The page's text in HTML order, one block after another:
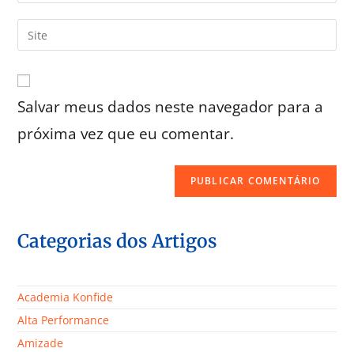
Salvar meus dados neste navegador para a
próxima vez que eu comentar.
Categorias dos Artigos
Academia Konfide
Alta Performance
Amizade